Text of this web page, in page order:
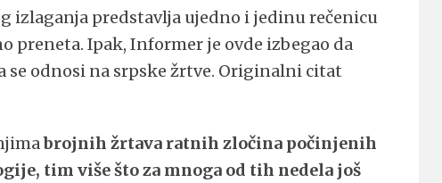
izlaganja predstavlja ujedno i jedinu rečenicu
preneta. Ipak, Informer je ovde izbegao da
se odnosi na srpske žrtve. Originalni citat
brojnih žrtava ratnih zločina počinjenih
tim više što za mnoga od tih nedela još